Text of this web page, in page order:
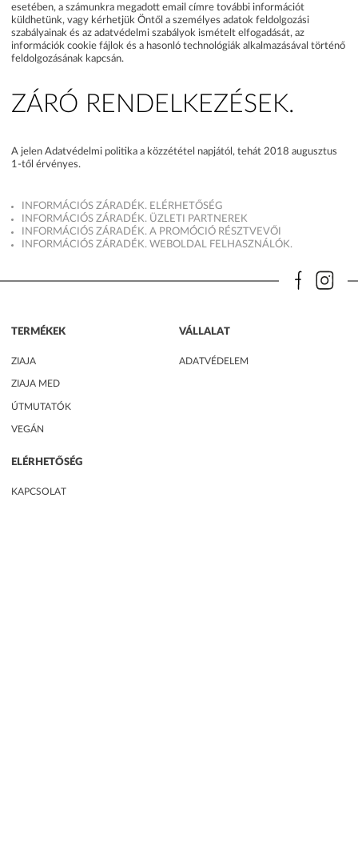
esetében, a számunkra megadott email címre további információt
küldhetünk, vagy kérhetjük Öntől a személyes adatok feldolgozási
szabályainak és az adatvédelmi szabályok ismételt elfogadását, az
információk cookie fájlok és a hasonló technológiák alkalmazásával történő
feldolgozásának kapcsán.
ZÁRÓ RENDELKEZÉSEK.
A jelen Adatvédelmi politika a közzététel napjától, tehát 2018 augusztus
1-től érvényes.
INFORMÁCIÓS ZÁRADÉK. ELÉRHETŐSÉG
INFORMÁCIÓS ZÁRADÉK. ÜZLETI PARTNEREK
INFORMÁCIÓS ZÁRADÉK. A PROMÓCIÓ RÉSZTVEVŐI
INFORMÁCIÓS ZÁRADÉK. WEBOLDAL FELHASZNÁLÓK.
TERMÉKEK
ZIAJA
ZIAJA MED
ÚTMUTATÓK
VEGÁN
VÁLLALAT
ADATVÉDELEM
ELÉRHETŐSÉG
KAPCSOLAT